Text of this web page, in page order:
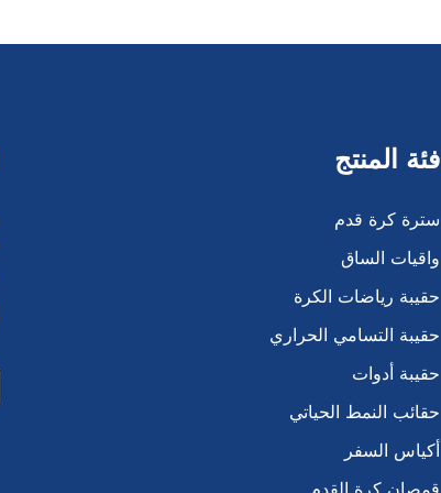
فئة المنتج
سترة كرة قدم
واقيات الساق
حقيبة رياضات الكرة
حقيبة التسامي الحراري
حقيبة أدوات
حقائب النمط الحياتي
أكياس السفر